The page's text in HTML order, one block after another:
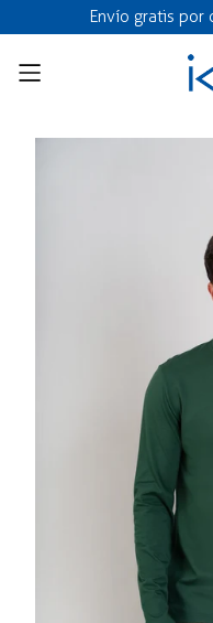
Envío gratis por